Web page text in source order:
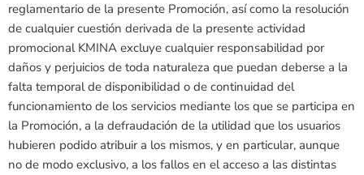
reglamentario de la presente Promoción, así como la resolución
de cualquier cuestión derivada de la presente actividad
promocional KMINA excluye cualquier responsabilidad por
daños y perjuicios de toda naturaleza que puedan deberse a la
falta temporal de disponibilidad o de continuidad del
funcionamiento de los servicios mediante los que se participa en
la Promoción, a la defraudación de la utilidad que los usuarios
hubieren podido atribuir a los mismos, y en particular, aunque
no de modo exclusivo, a los fallos en el acceso a las distintas